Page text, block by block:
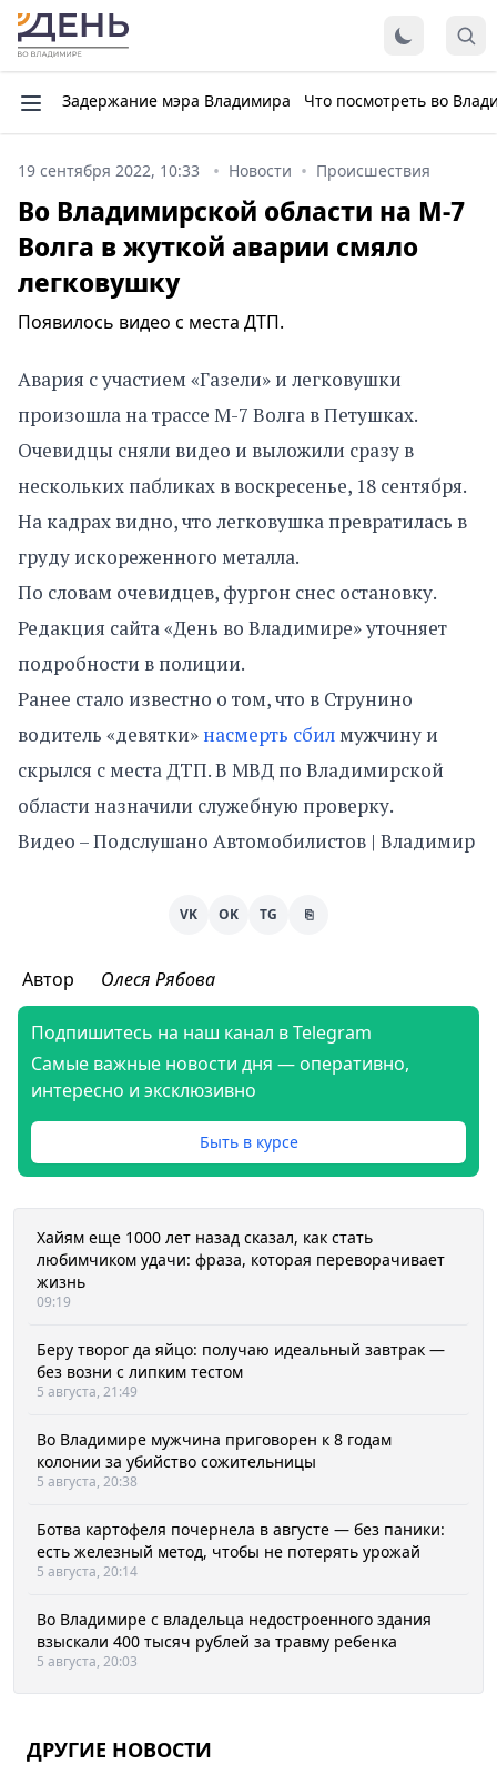
Задержание мэра Владимира Что посмотреть во
19 сентября 2022, 10:33 Новости Происшествия
Во Владимирской области на М-7
Волга в жуткой аварии смяло
легковушку
Появилось видео с места ДТП.
Авария с участием «Газели» и легковушки
произошла на трассе М-7 Волга в Петушках.
Очевидцы сняли видео и выложили сразу в
нескольких пабликах в воскресенье, 18 сентября.
На кадрах видно, что легковушка превратилась в
груду искореженного металла.
По словам очевидцев, фургон снес остановку.
Редакция сайта «День во Владимире» уточняет
подробности в полиции.
Ранее стало известно о том, что в Струнино
водитель «девятки» насмерть сбил мужчину и
скрылся с места ДТП. В МВД по Владимирской
области назначили служебную проверку.
Видео – Подслушано Автомобилистов | Владимир
VK OK TG ⎘
Автор Олеся Рябова
Подпишитесь на наш канал в Telegram
Самые важные новости дня — оперативно,
интересно и эксклюзивно
Быть в курсе
Хайям еще 1000 лет назад сказал, как стать
любимчиком удачи: фраза, которая переворачивает
жизнь
09:19
Беру творог да яйцо: получаю идеальный завтрак —
без возни с липким тестом
5 августа, 21:49
Во Владимире мужчина приговорен к 8 годам
колонии за убийство сожительницы
5 августа, 20:38
Ботва картофеля почернела в августе — без паники:
есть железный метод, чтобы не потерять урожай
5 августа, 20:14
Во Владимире с владельца недостроенного здания
взыскали 400 тысяч рублей за травму ребенка
5 августа, 20:03
ДРУГИЕ НОВОСТИ